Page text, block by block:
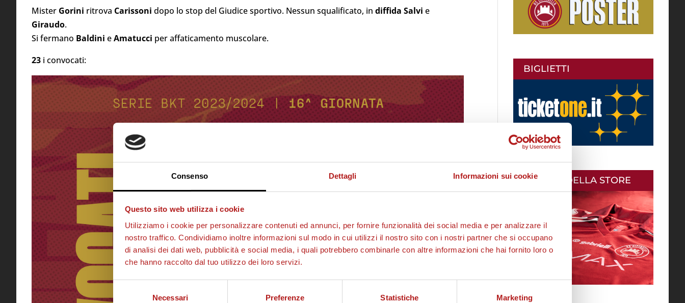
Consenso Dettagli Informazioni sui cookie
Questo sito web utilizza i cookie
Utilizziamo i cookie per personalizzare contenuti ed annunci, per fornire funzionalità dei social media e per analizzare il
nostro traffico. Condividiamo inoltre informazioni sul modo in cui utilizzi il nostro sito con i nostri partner che si occupano
di analisi dei dati web, pubblicità e social media, i quali potrebbero combinarle con altre informazioni che hai fornito loro o
che hanno raccolto dal tuo utilizzo dei loro servizi.
Selezione
del
Necessari Preferenze Statistiche Marketing
Mister Gorini ritrova Carissoni dopo lo stop del Giudice sportivo. Nessun squalificato, in diffida Salvi e
Giraudo.
Si fermano Baldini eAmatucci per affaticamento muscolare.
23 i convocati:
BIGLIETTI
AS CITTADELLA STORE